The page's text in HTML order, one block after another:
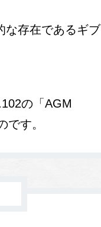
な存在であるギブ
の「AGM
す。